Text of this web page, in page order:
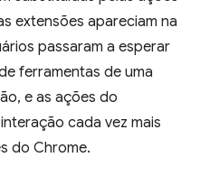
extensões apareciam na
passaram a esperar
ferramentas de uma
e as ações do
cada vez mais
do Chrome.